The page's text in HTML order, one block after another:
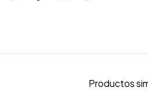
Productos